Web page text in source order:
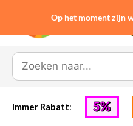
Immer Rabatt:
Op het moment zijn